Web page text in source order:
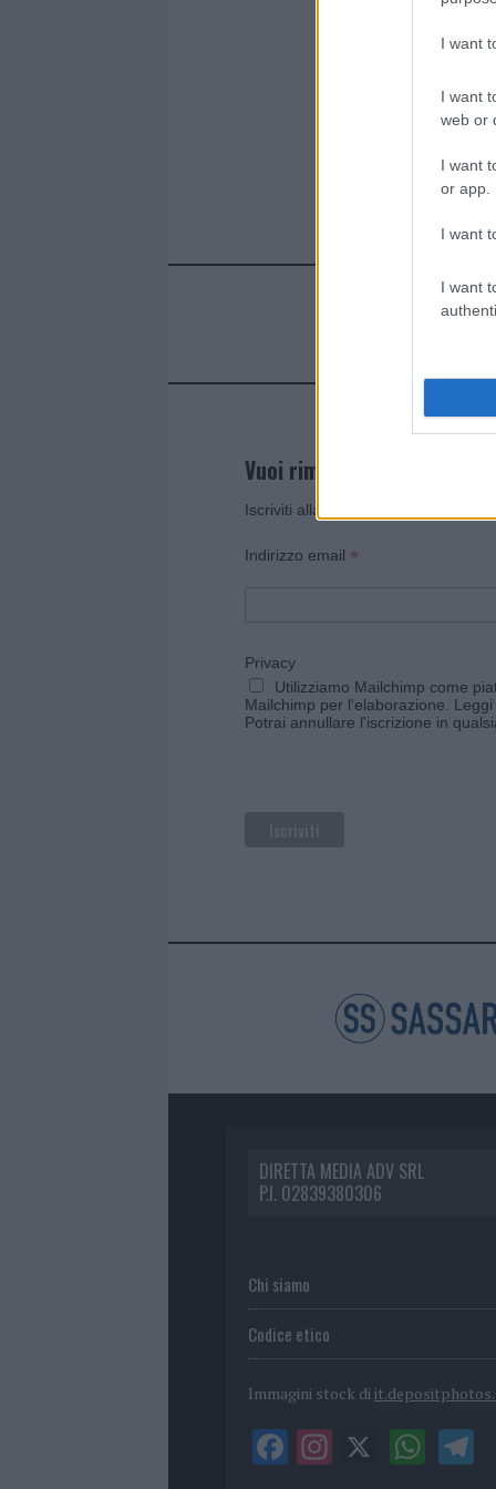
I want
I want
web or
I want
or app.
I want
I want
Vuoi rimanere sempre
Iscriviti alla newsletter di Gallura
Indirizzo email *
Privacy
Utilizziamo Mailchimp come
Mailchimp per l'elaborazione.
Potrai annullare l'iscrizione in
DIRETTA MEDIA ADV SRL
P.I. 02839380306
Chi siamo
Codice etico
Immagini stock di